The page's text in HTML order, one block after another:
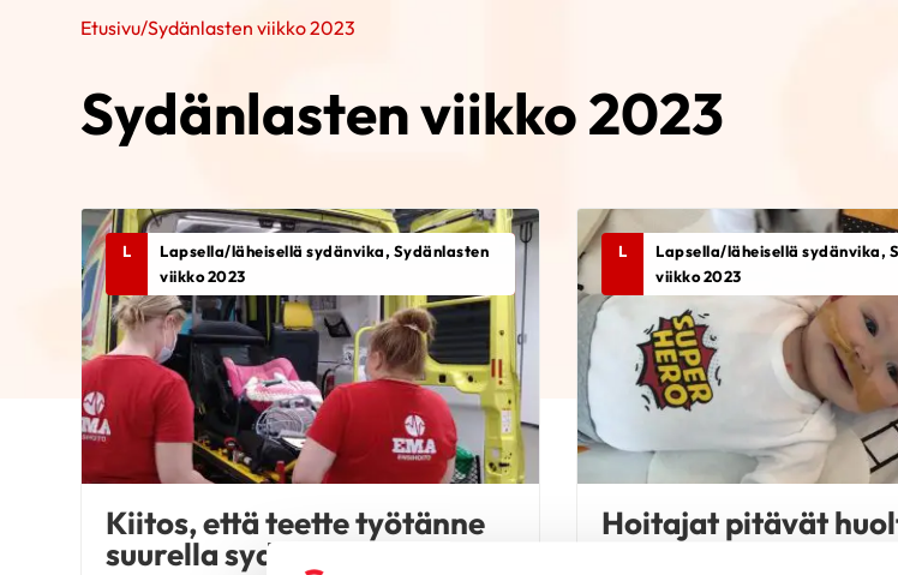
Etusivu/Sydänlasten viikko 2023
Sydänlasten viikko 2023
L
Lapsella/läheisellä sydänvika, Sydänlasten
viikko 2023
Kiitos, että teette työtänne
suurella sydämellä
L
Lapsella/läheisellä sydänvika,
viikko 2023
Hoitajat pitävät
vanhemmista